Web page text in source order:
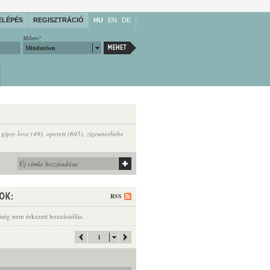
REGISZTRÁCIÓ HU EN DE
Miben?
Mindenben
gipsy love (49), operett (695), zigeunerliebe
RSS
nem érkezett hozzászólás.
1